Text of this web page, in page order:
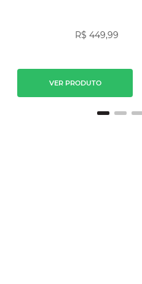
R$ 449,99
VER PRODUTO